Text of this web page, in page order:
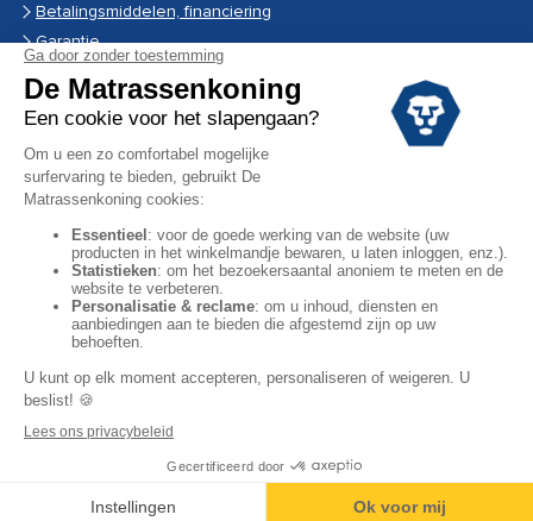
Betalingsmiddelen, financiering
Garantie
Black Friday
Voorraadverkoop
Solden
Algemene verkoopvoorwaarden voor winkels
Algemene verkoopvoorwaarden op internet
Wettelijke Bepalingen
Persoonlijke gegevens
Facebook
Instagram
YouTube
Copyright © 2024. Alle rechten voorbehouden.